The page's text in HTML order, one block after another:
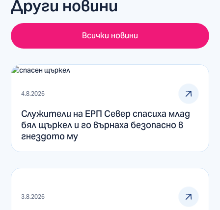
Други новини
Всички новини
4.8.2026
Служители на ЕРП Север спасиха млад
бял щъркел и го върнаха безопасно в
гнездото му
3.8.2026